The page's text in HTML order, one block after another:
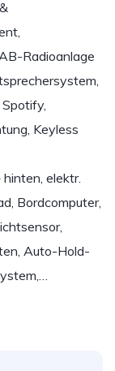
Radioanlage
Keyless
elektr.
Bordcomputer,
Auto-Hold-